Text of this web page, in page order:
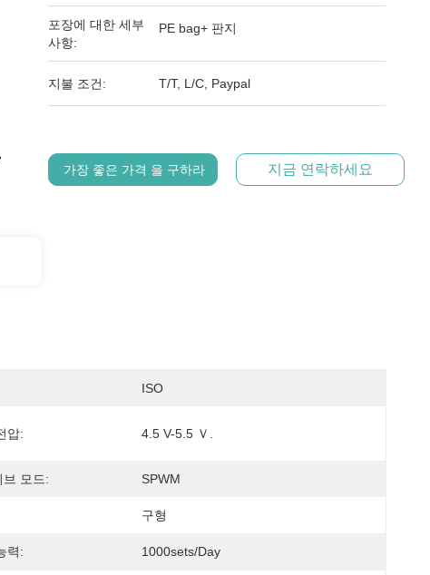
포장에 대한 세부
사항:
PE bag+ 판지
지불 조건: T/T, L/C, Paypal
가장 좋은 가격 을 구하라 지금 연락하세요
ISO
압: 4.5 V-5.5 Ｖ.
브 모드: SPWM
구형
력: 1000sets/day